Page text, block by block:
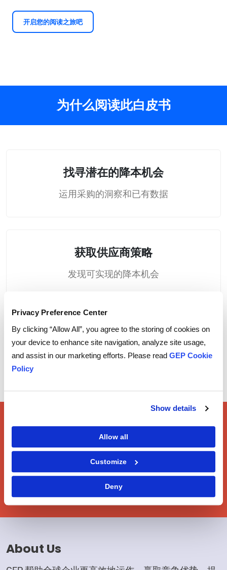
Privacy Preference Center
By clicking “Allow All”, you agree to the storing of cookies on
your device to enhance site navigation, analyze site usage,
and assist in our marketing efforts. Please read GEP Cookie
Policy
Show details
Allow all
Customize
Deny
开启您的阅读之旅吧
为什么阅读此白皮书
找寻潜在的降本机会
运用采购的洞察和已有数据
获取供应商策略
发现可实现的降本机会
消除过度预算
利用强大的供应商平台
使用您已有的数据，在
年度计划中保证降低成
本的额度和准确性。
About Us